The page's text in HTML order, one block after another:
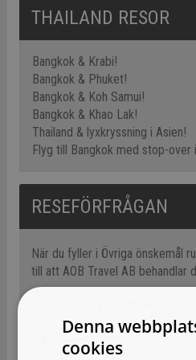
THAILAND RESOR
Bangkok & Krabi!
Bangkok & Phuket!
Bangkok & Koh Samui!
Bangkok & Khao Lak!
Thailand & lyxkryssning i Asien!
Flyg till Bangkok med stop-over
RESEFÖRFRÅGAN
När du fyller i Övriga önskemål
till att AOB Travel AB behandlar
Denna
cookies